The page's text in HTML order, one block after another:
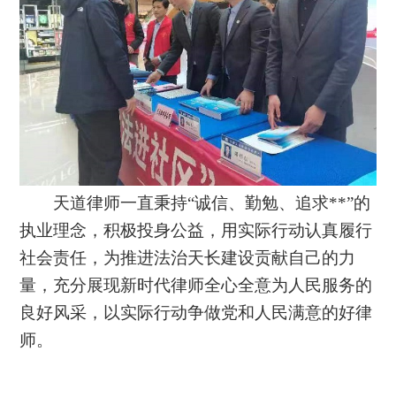
天道律师一直秉持“诚信、勤勉、追求**”的
执业理念，积极投身公益 ，用实际行动认真履行
社会责任， 为推进法治天长建设贡献自己的力
量，充分展现新时代律师全心全意为人民服务的
良好风采， 以实际行动争做党和人民满意的好律
师。